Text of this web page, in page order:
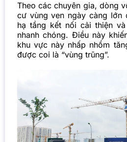
Theo các chuyên gia, dòng
cưvùng ven ngày càng lớn
hạ tầng kết nối cải thiện
nhanh chóng. Điều này
khu vực này nhấp nhổm
được coi là “vùng trũng”.